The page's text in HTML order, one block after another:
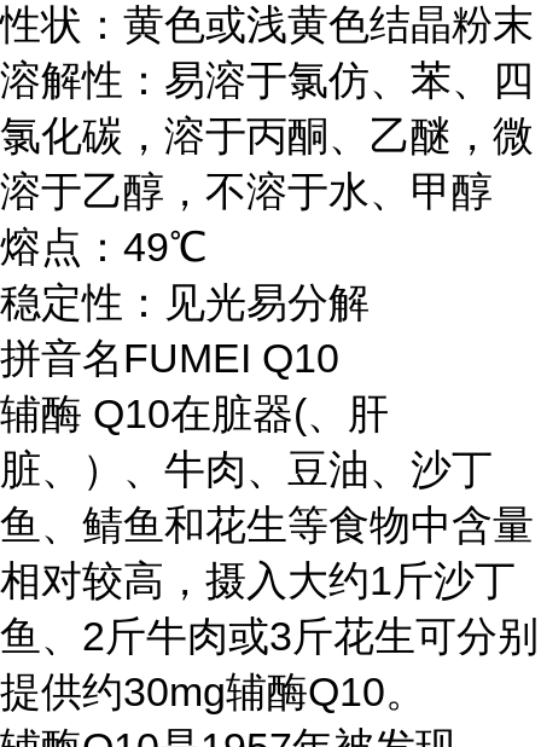
性状：黄色或浅黄色结晶粉末
溶解性：易溶于氯仿、苯、四
氯化碳，溶于丙酮、乙醚，微
溶于乙醇，不溶于水、甲醇
熔点：49℃
稳定性：见光易分解
拼音名FUMEI Q10
辅酶 Q10在脏器(、肝
脏、）、牛肉、豆油、沙丁
鱼、鲭鱼和花生等食物中含量
相对较高，摄入大约1斤沙丁
鱼、2斤牛肉或3斤花生可分别
提供约30mg辅酶Q10。